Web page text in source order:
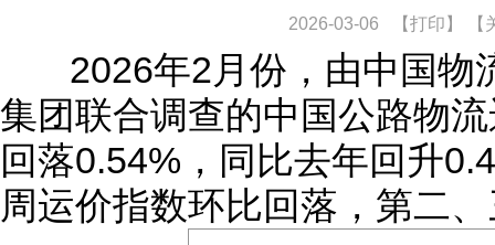
2026-03-06 【打印 】
2026年2月份，由中国物
集团联合调查的中国公路物
回落0.54%，同比去年回升
周运价指数环比回落，第二